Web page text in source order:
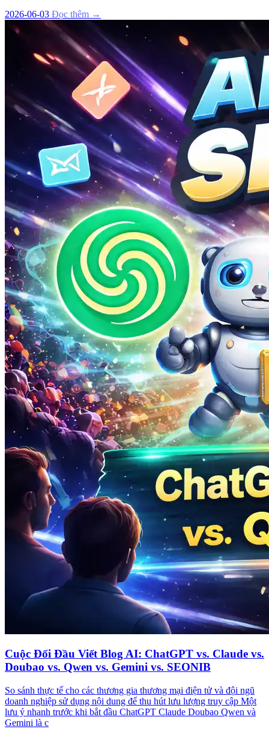
2026-06-03 Đọc thêm →
Cuộc Đối Đầu Viết Blog AI: ChatGPT vs. Claude vs.
Doubao vs. Qwen vs. Gemini vs. SEONIB
So sánh thực tế cho các thương gia thương mại điện tử và đội ngũ
doanh nghiệp sử dụng nội dung để thu hút lưu lượng truy cập Một
lưu ý nhanh trước khi bắt đầu ChatGPT Claude Doubao Qwen và
Gemini là c